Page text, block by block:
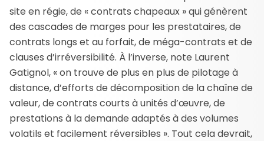
site en régie, de « contrats chapeaux » qui génèrent
des cascades de marges pour les prestataires, de
contrats longs et au forfait, de méga-contrats et de
clauses d’irréversibilité. À l’inverse, note Laurent
Gatignol, « on trouve de plus en plus de pilotage à
distance, d’efforts de décomposition de la chaîne de
valeur, de contrats courts à unités d’œuvre, de
prestations à la demande adaptés à des volumes
volatils et facilement réversibles ». Tout cela devrait,